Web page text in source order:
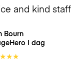
and kind staff
Bourn
I dag
★★★